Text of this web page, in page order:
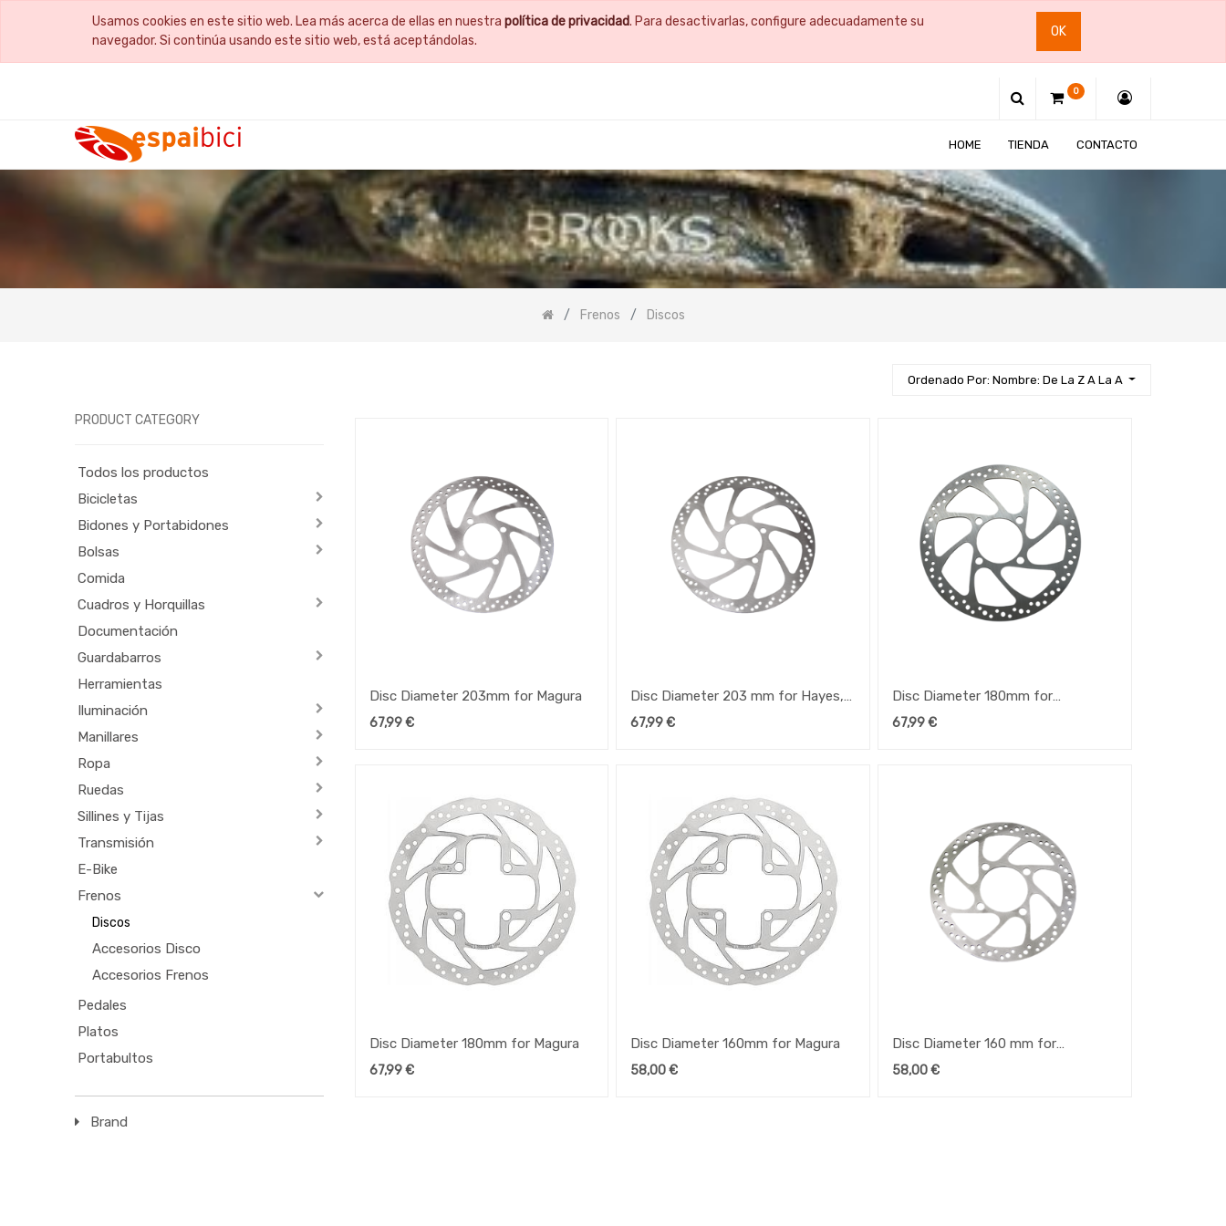
Usamos cookies en este sitio web. Lea más acerca de ellas en nuestrapolítica de privacidad. Para desactivarlas, configure adecuadamente su
navegador. Si continúa usando este sitio web, está aceptándolas.
OK
0
HOME TIENDA CONTACTO
Frenos Discos
Ordenado Por: Nombre: De La Z A La A
PRODUCT CATEGORY
Todos los productos
Bicicletas
Bidones y Portabidones
Bolsas
Comida
Cuadros y Horquillas
Documentación
Guardabarros
Herramientas
Iluminación
Manillares
Ropa
Ruedas
Sillines y Tijas
Transmisión
E-Bike
Frenos
Discos
Accesorios Disco
Accesorios Frenos
Pedales
Platos
Portabultos
Brand
Disc Diameter 203mm for Magura
67,99€
Disc Diameter 203 mm for Hayes,
Shimano, Avid for Speedhub
67,99€
Disc Diameter 180mm for
Shimano,Formula, Hayes, Avid,
67,99€
Disc Diameter 180mm for Magura
67,99€
Disc Diameter 160mm for Magura
58,00€
Disc Diameter 160 mm for
Shimano, Hayes, Formula, Avid for
58,00€